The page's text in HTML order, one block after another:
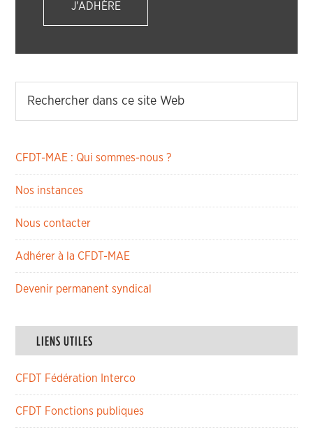
J'ADHÈRE
CFDT-MAE : Qui sommes-nous ?
Nos instances
Nous contacter
Adhérer à la CFDT-MAE
Devenir permanent syndical
LIENS UTILES
CFDT Fédération Interco
CFDT Fonctions publiques